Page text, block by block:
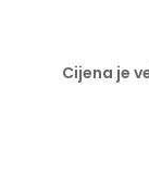
Cijena je